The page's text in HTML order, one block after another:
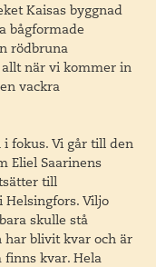
Kaisas byggnad
bågformade
rödbruna
när vi kommer in
vackra
fokus. Vi går till den
Eliel Saarinens
till
Helsingfors. Viljo
skulle stå
har blivit kvar och är
kvar. Hela